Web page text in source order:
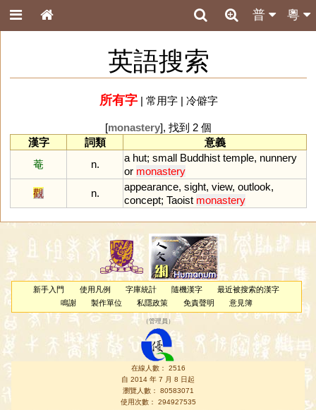
粵
普
英語搜索
所有字| 常用字| 冷僻字
[monastery], 找到 2 個
漢字
詞類
意義
菴
n.
a hut; small Buddhist temple, nunnery
or monastery
觀
n.
appearance, sight, view, outlook,
concept; Taoist monastery
新手入門 使用凡例 字庫統計 隨機漢字
最近被搜索的漢字
鳴謝
製作單位 私隱政策 免責聲明 意見簿
（管理員 ）
在線人數： 2516
自 2014 年 7 月 8 日起
瀏覽人數： 80583071
使用次數： 294927535